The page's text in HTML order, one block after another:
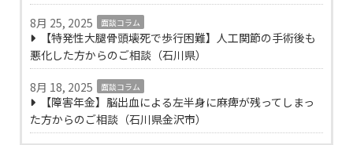
8月 25, 2025 面談コラム
【特発性大腿骨頭壊死で歩行困難】人工関節の手術後も
悪化した方からのご相談（石川県）
8月 18, 2025 面談コラム
【障害年金】脳出血による左半身に麻痺が残ってしまっ
た方からのご相談（石川県金沢市）